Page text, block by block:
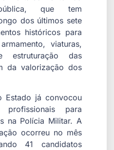
que tem
dos últimos sete
históricos para
viaturas,
estruturação das
da valorização dos
Estado já convocou
profissionais para
na Polícia Militar. A
ocorreu no mês
41 candidatos